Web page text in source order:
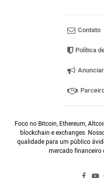
Contato
Política
Anunciar
Foco no Bitcoin, Ethereum,
blockchain e exchanges.
qualidade para um público
mercado financeiro